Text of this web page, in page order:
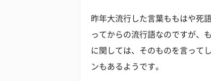
昨年大流行した言葉ももはや死
ってからの流行語なのですが、
に関しては、そのものを言って
ンもあるようです。